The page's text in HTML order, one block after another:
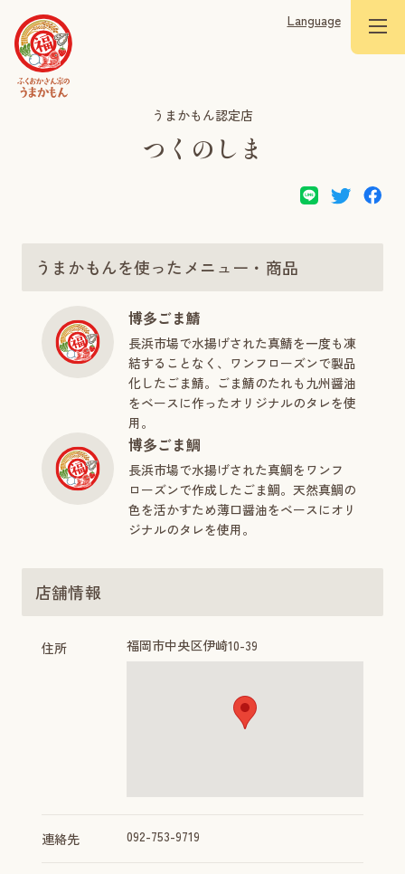
Language
うまかもん認定店
つくのしま
うまかもんを使ったメニュー・商品
博多ごま鯖
長浜市場で水揚げされた真鯖を一度も凍
結することなく、ワンフローズンで製品
化したごま鯖。ごま鯖のたれも九州醤油
をベースに作ったオリジナルのタレを使
用。
博多ごま鯛
長浜市場で水揚げされた真鯛をワンフ
ローズンで作成したごま鯛。天然真鯛の
色を活かすため薄口醤油をベースにオリ
ジナルのタレを使用。
店舗情報
住所 福岡市中央区伊崎10-39
連絡先 092-753-9719